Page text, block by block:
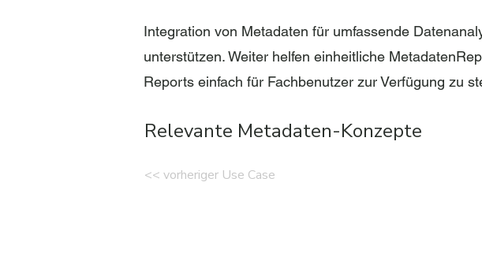
Integration von Metadaten für umfassende
unterstützen. Weiter helfen einheitliche
Reports einfach für Fachbenutzer zur Verfügung zu
Relevante Metadaten-Konzepte
<< vorheriger Use Case